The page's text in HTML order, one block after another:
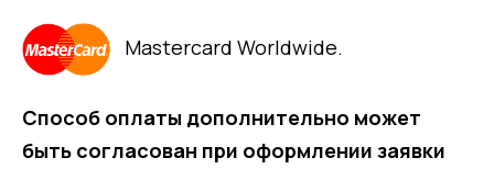
Mastercard Worldwide.
Способ оплаты дополнительно может
быть согласован при оформлении заявки